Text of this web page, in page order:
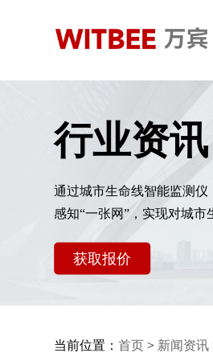
行业资讯
通过城市生命线智能监测
感知“一张网”，实现对城
获取报价
当前位置：首页 > 新闻资讯